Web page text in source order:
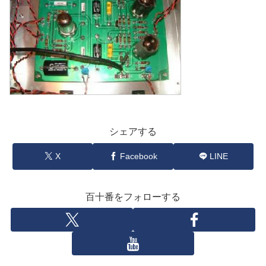
シェアする
X Facebook LINE
百十番をフォローする